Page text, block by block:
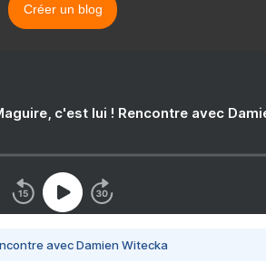
Créer un blog
c'est lui ! Rencontre avec
avec Damien Witecka